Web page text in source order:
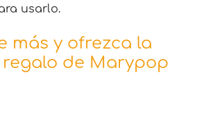
usarlo.
más y ofrezca la
de Marypop